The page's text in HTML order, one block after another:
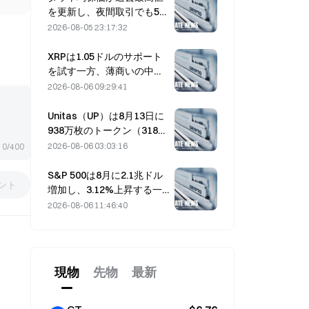
0/400
ト
を更新し、夜間取引でも5日
続伸を維持；AI投資が上昇
2026-08-05 23:17:32
XRPは1.05ドルのサポート
を試す一方、薄商いの中で
イーサリアムは1,908ドルを
2026-08-06 09:29:41
Unitas（UP）は8月13日に
938万枚のトークン（318万
ドル相当）をアンロックす
2026-08-06 03:03:16
S&P 500は8月に2.1兆ドル
増加し、3.12%上昇する一
方、Bitcoinはわずか2%の
2026-08-06 11:46:40
現物 先物 最新